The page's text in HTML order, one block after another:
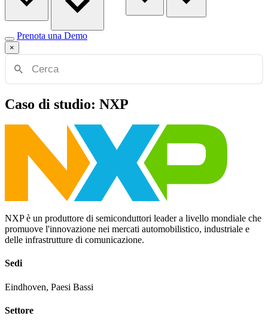
Prenota una Demo
×
Caso di studio: NXP
NXP è un produttore di semiconduttori leader a livello mondiale che
promuove l'innovazione nei mercati automobilistico, industriale e
delle infrastrutture di comunicazione.
Sedi
Eindhoven, Paesi Bassi
Settore